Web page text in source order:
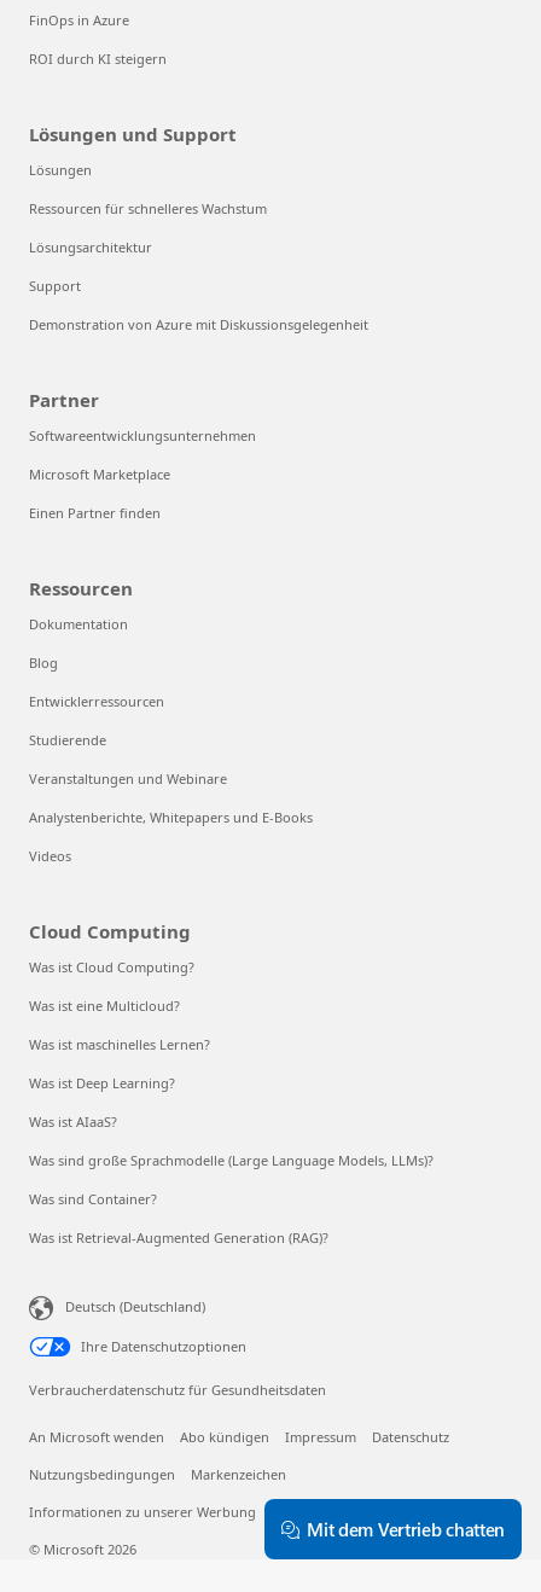
FinOps in Azure
ROI durch KI steigern
Lösungen und Support
Lösungen
Ressourcen für schnelleres Wachstum
Lösungsarchitektur
Support
Demonstration von Azure mit Diskussionsgelegenheit
Partner
Softwareentwicklungsunternehmen
Microsoft Marketplace
Einen Partner finden
Ressourcen
Dokumentation
Blog
Entwicklerressourcen
Studierende
Veranstaltungen und Webinare
Analystenberichte, Whitepapers und E-Books
Videos
Cloud Computing
Was ist Cloud Computing?
Was ist eine Multicloud?
Was ist maschinelles Lernen?
Was ist Deep Learning?
Was ist AIaaS?
Was sind große Sprachmodelle (Large Language Models, LLMs)?
Was sind Container?
Was ist Retrieval-Augmented Generation (RAG)?
Deutsch (Deutschland)
Ihre Datenschutzoptionen
Verbraucherdatenschutz für Gesundheitsdaten
An Microsoft wenden Abo kündigen Impressum Datenschutz
Nutzungsbedingungen Markenzeichen
Informationen zu unserer Werbung
© Microsoft 2026
Mit dem Vertrieb chatten